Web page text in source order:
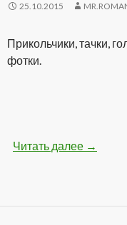
25.10.2015
Прикольчики, тачки,
фотки.
Читать далее Бодрые
→